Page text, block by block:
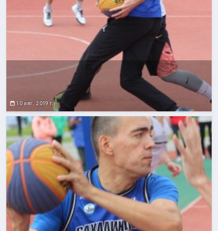
10 авг. 2019 г.